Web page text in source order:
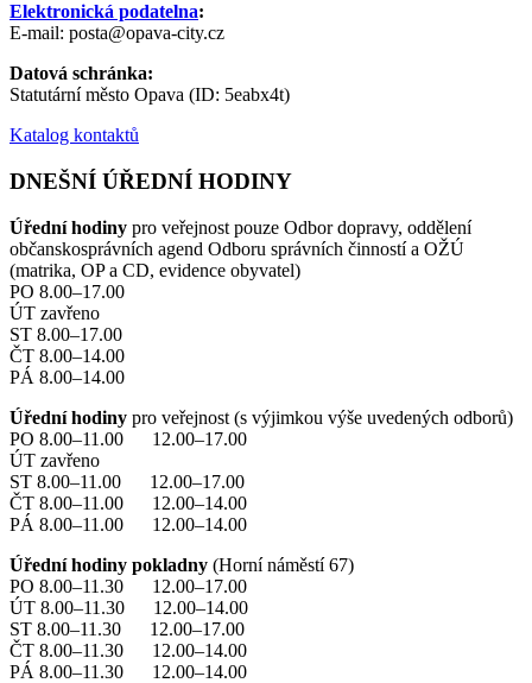
Elektronická podatelna:
E-mail: posta@opava-city.cz
Datová schránka:
Statutární město Opava (ID: 5eabx4t)
Katalog kontaktů
DNEŠNÍ ÚŘEDNÍ HODINY
Úřední hodiny pro veřejnost pouze Odbor dopravy, oddělení
občanskosprávních agend Odboru správních činností a OŽÚ
(matrika, OP a CD, evidence obyvatel)
PO 8.00–17.00
ÚT zavřeno
ST 8.00–17.00
ČT 8.00–14.00
PÁ 8.00–14.00
Úřední hodiny pro veřejnost (s výjimkou výše uvedených odborů)
PO 8.00–11.00 12.00–17.00
ÚT zavřeno
ST 8.00–11.00 12.00–17.00
ČT 8.00–11.00 12.00–14.00
PÁ 8.00–11.00 12.00–14.00
Úřední hodiny pokladny (Horní náměstí 67)
PO 8.00–11.30 12.00–17.00
ÚT 8.00–11.30 12.00–14.00
ST 8.00–11.30 12.00–17.00
ČT 8.00–11.30 12.00–14.00
PÁ 8.00–11.30 12.00–14.00